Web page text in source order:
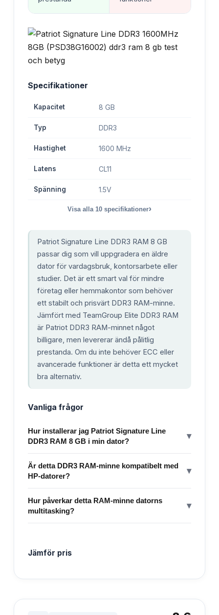
Specifikationer
Kapacitet 8 GB
Typ DDR3
Hastighet 1600 MHz
Latens CL11
Spänning 1.5V
Visa alla 10 specifikationer›
Patriot Signature Line DDR3 RAM 8 GB
passar dig som vill uppgradera en äldre
dator för vardagsbruk, kontorsarbete eller
studier. Det är ett smart val för mindre
företag eller hemmakontor som behöver
ett stabilt och prisvärt DDR3 RAM-minne.
Jämfört med TeamGroup Elite DDR3 RAM
är Patriot DDR3 RAM-minnet något
billigare, men levererar ändå pålitlig
prestanda. Om du inte behöver ECC eller
avancerade funktioner är detta ett mycket
bra alternativ.
Vanliga frågor
Hur installerar jag Patriot Signature Line
DDR3 RAM 8 GB i min dator?
▾
Är detta DDR3 RAM-minne kompatibelt med
HP-datorer?
▾
Hur påverkar detta RAM-minne datorns
multitasking?
▾
Jämför pris